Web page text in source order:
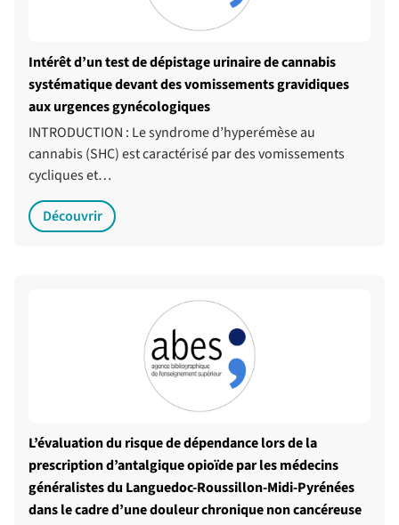
Intérêt d’un test de dépistage urinaire de cannabis
systématique devant des vomissements gravidiques
aux urgences gynécologiques
INTRODUCTION : Le syndrome d’hyperémèse au
cannabis (SHC) est caractérisé par des vomissements
cycliques et…
Découvrir
L’évaluation du risque de dépendance lors de la
prescription d’antalgique opioïde par les médecins
généralistes du Languedoc-Roussillon-Midi-Pyrénées
dans le cadre d’une douleur chronique non cancéreuse